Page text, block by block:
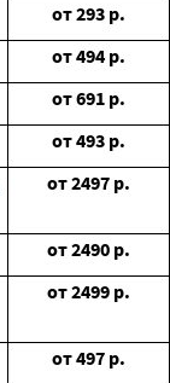
от293 р.
от494 р.
от691 р.
от493 р.
от2497 р.
от2490 р.
от2499 р.
от497 р.